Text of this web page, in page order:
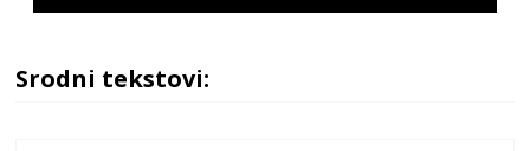
Srodni tekstovi: